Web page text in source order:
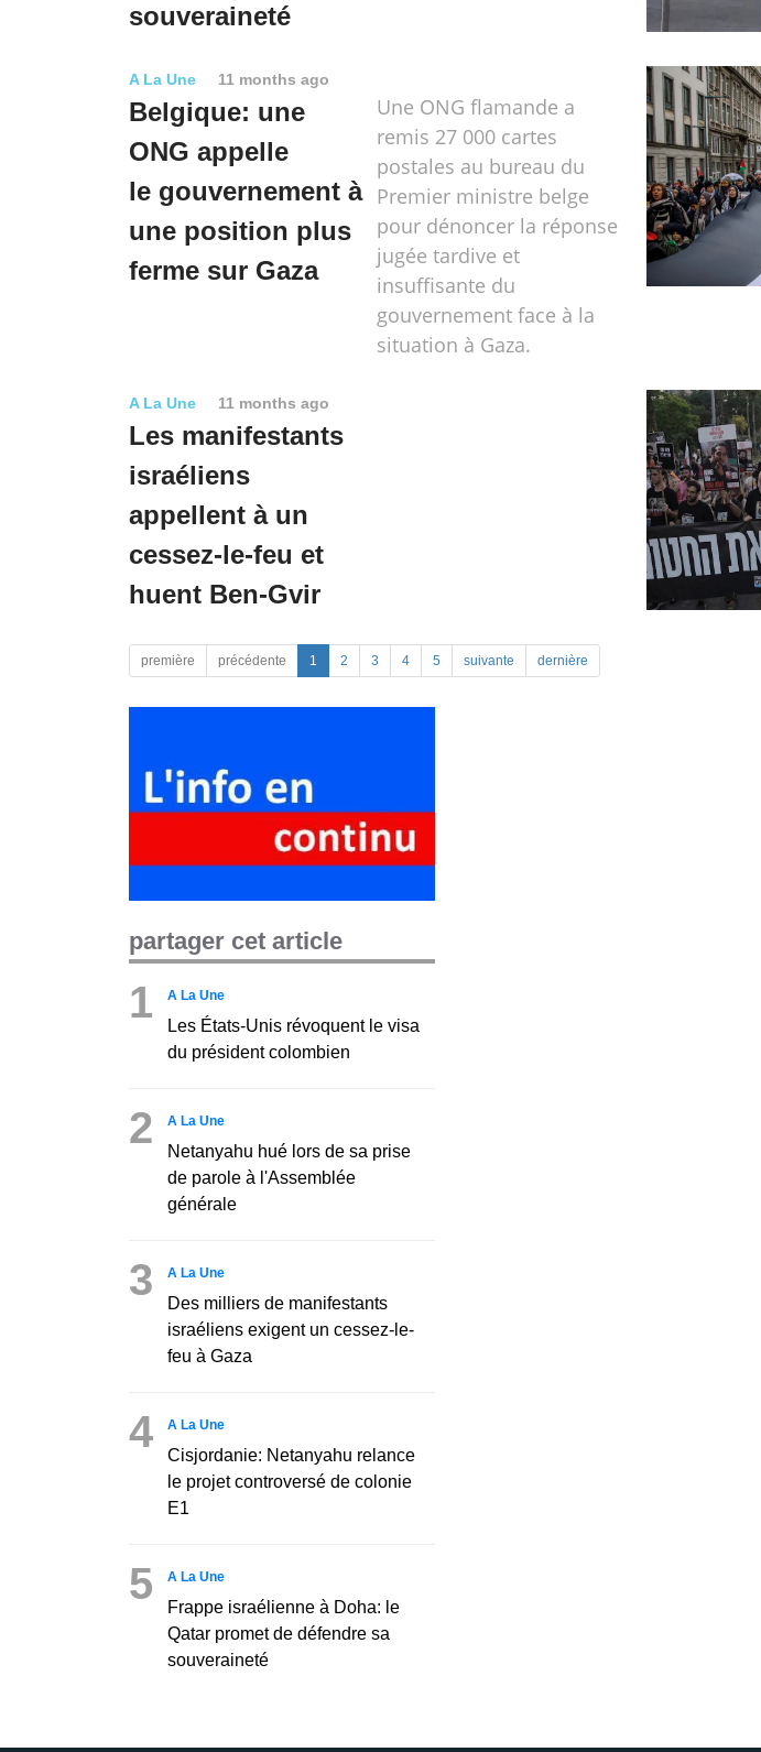
souveraineté
A La Une 11 months ago
Belgique: une
ONG appelle
le gouvernement à
une position plus
ferme sur Gaza
Une ONG flamande a
remis 27 000 cartes
postales au bureau du
Premier ministre belge
pour dénoncer la réponse
jugée tardive et
insuffisante du
gouvernement face à la
situation à Gaza.
A La Une 11 months ago
Les manifestants
israéliens
appellent à un
cessez-le-feu et
huent Ben-Gvir
première précédente 1 2 3 4 5 suivante dernière
partager cet article
1 A La Une
Les États-Unis révoquent le visa
du président colombien
2 A La Une
Netanyahu hué lors de sa prise
de parole à l'Assemblée
générale
3 A La Une
Des milliers de manifestants
israéliens exigent un cessez-le-
feu à Gaza
4 A La Une
Cisjordanie: Netanyahu relance
le projet controversé de colonie
E1
5 A La Une
Frappe israélienne à Doha: le
Qatar promet de défendre sa
souveraineté